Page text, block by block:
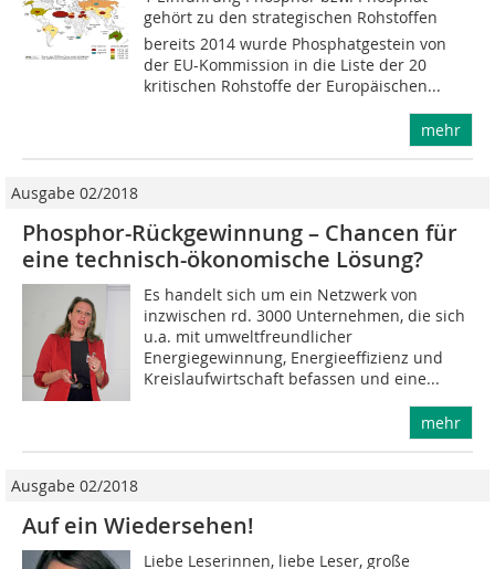
gehört zu den strategischen Rohstoffen 
bereits 2014 wurde Phosphatgestein von
der EU-Kommission in die Liste der 20
kritischen Rohstoffe der Europäischen...
mehr
Ausgabe 02/2018
Phosphor-Rückgewinnung – Chancen für
eine technisch-ökonomische Lösung?
Es handelt sich um ein Netzwerk von
inzwischen rd. 3000 Unternehmen, die sich
u.a. mit umweltfreundlicher
Energiegewinnung, Energieeffizienz und
Kreislaufwirtschaft befassen und eine...
mehr
Ausgabe 02/2018
Auf ein Wiedersehen!
Liebe Leserinnen, liebe Leser, große